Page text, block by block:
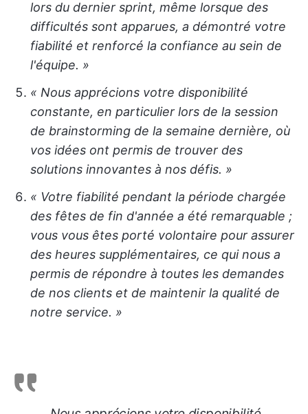
lors du dernier sprint, même lorsque des
difficultés sont apparues, a démontré votre
fiabilité et renforcé la confiance au sein de
l'équipe. »
« Nous apprécions votre disponibilité
constante, en particulier lors de la session
de brainstorming de la semaine dernière, où
vos idées ont permis de trouver des
solutions innovantes à nos défis. »
« Votre fiabilité pendant la période chargée
des fêtes de fin d'année a été remarquable ;
vous vous êtes porté volontaire pour assurer
des heures supplémentaires, ce qui nous a
permis de répondre à toutes les demandes
de nos clients et de maintenir la qualité de
notre service. »